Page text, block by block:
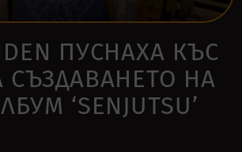
ПУСНАХА КЪС
НА
‘SENJUTSU’